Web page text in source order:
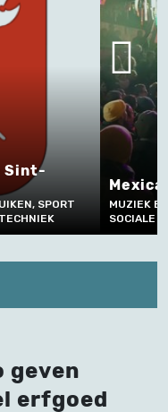
in Brussel
FEESTEN, RITUELEN
geven
erfgoed